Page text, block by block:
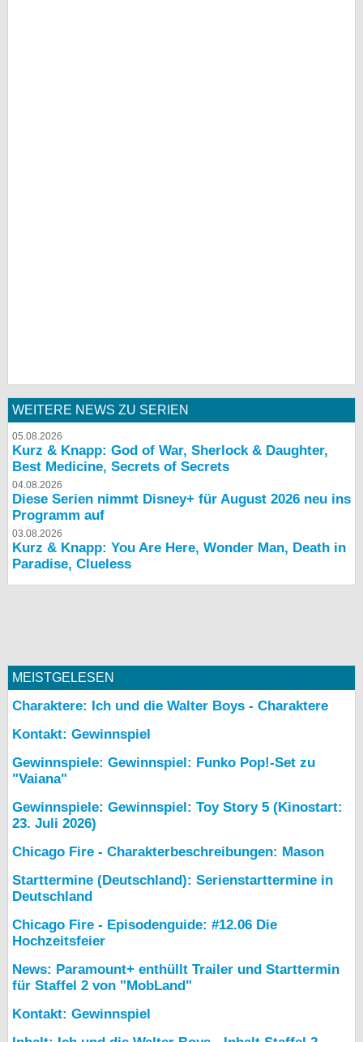
WEITERE NEWS ZU SERIEN
05.08.2026
Kurz & Knapp: God of War, Sherlock & Daughter,
Best Medicine, Secrets of Secrets
04.08.2026
Diese Serien nimmt Disney+ für August 2026 neu ins
Programm auf
03.08.2026
Kurz & Knapp: You Are Here, Wonder Man, Death in
Paradise, Clueless
MEISTGELESEN
Charaktere: Ich und die Walter Boys - Charaktere
Kontakt: Gewinnspiel
Gewinnspiele: Gewinnspiel: Funko Pop!-Set zu
"Vaiana"
Gewinnspiele: Gewinnspiel: Toy Story 5 (Kinostart:
23. Juli 2026)
Chicago Fire - Charakterbeschreibungen: Mason
Starttermine (Deutschland): Serienstarttermine in
Deutschland
Chicago Fire - Episodenguide: #12.06 Die
Hochzeitsfeier
News: Paramount+ enthüllt Trailer und Starttermin
für Staffel 2 von "MobLand"
Kontakt: Gewinnspiel